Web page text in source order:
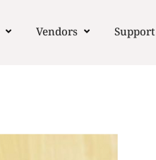
Vendors Support